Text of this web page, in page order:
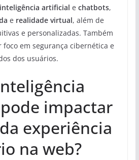
inteligência artificial e chatbots,
e realidade virtual, além de
e personalizadas. Também
foco em segurança cibernética e
dos usuários.
impactar
experiência
na web?